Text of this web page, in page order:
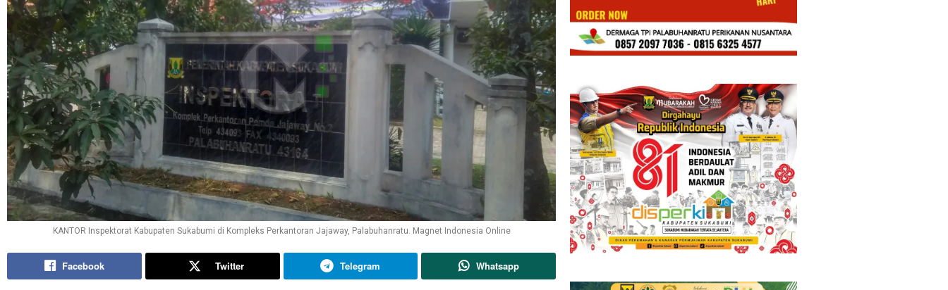
KANTOR Inspektorat Kabupaten Sukabumi di Kompleks Perkantoran Jajaway, Palabuhanratu. Magnet Indonesia Online
Facebook Twitter Telegram Whatsapp